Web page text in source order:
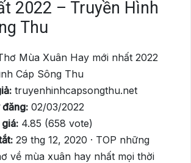
2022 – Truyền Hình
Thu
truyenhinhcapsongthu.net
đăng: 02/03/2022
4.85 (658 vote)
29 thg 12, 2020 · TOP những
về mùa xuân hay nhất mọi thời